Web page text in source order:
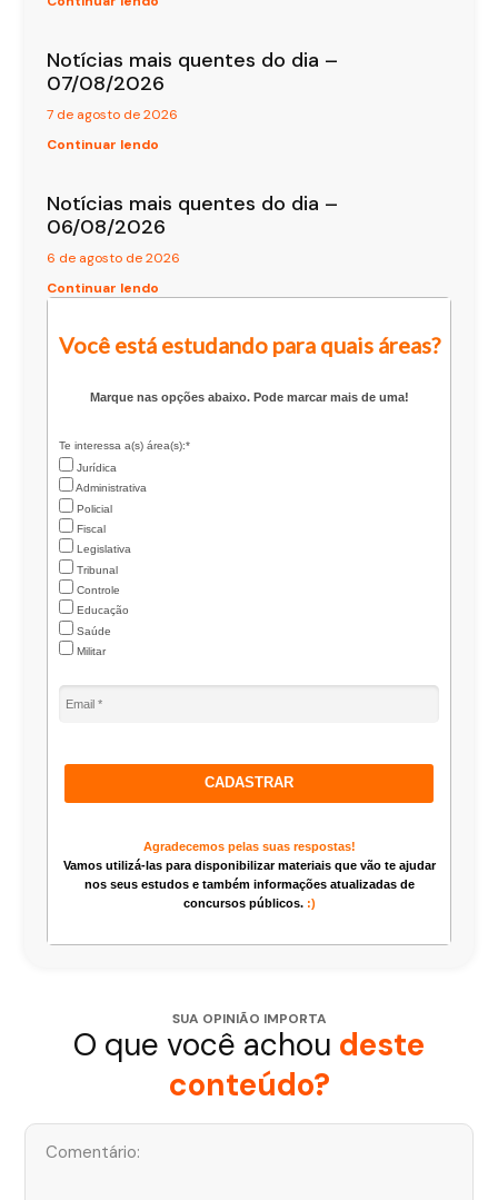
Notícias mais quentes do dia –
07/08/2026
7 de agosto de 2026
Continuar lendo
Notícias mais quentes do dia –
06/08/2026
6 de agosto de 2026
Continuar lendo
Você está estudando para quais áreas?
Marque nas opções abaixo. Pode marcar mais de uma!
Te interessa a(s) área(s):*
Jurídica
Administrativa
Policial
Fiscal
Legislativa
Tribunal
Controle
Educação
Saúde
Militar
CADASTRAR
Agradecemos pelas suas respostas!
Vamos utilizá-las para disponibilizar materiais que vão te ajudar
nos seus estudos e também informações atualizadas de
concursos públicos. :)
SUA OPINIÃO IMPORTA
O que você achou deste
conteúdo?